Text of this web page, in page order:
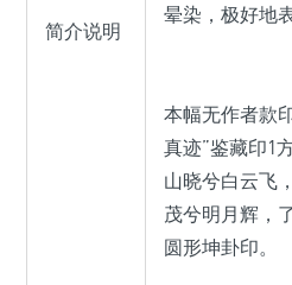
简介说明
晕染，极好地
本幅无作者款
真迹”鉴藏印1
山晓兮白云飞
茂兮明月辉，
圆形坤卦印。